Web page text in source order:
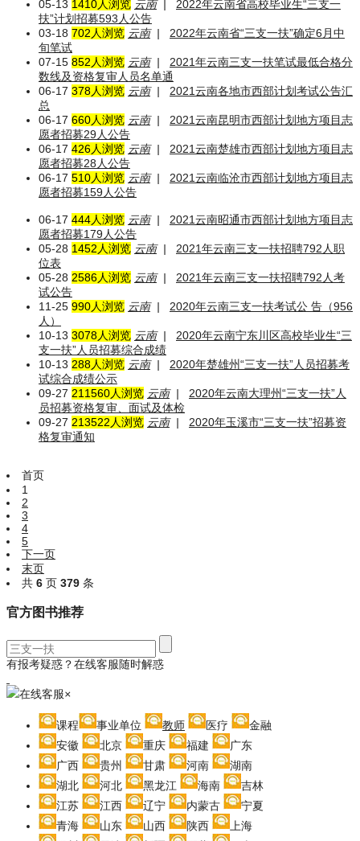
05-13 1410人浏览 云南|
2022年云南省高校毕业生“三支一
扶”计划招募593人公告
03-18 702人浏览 云南|
2022年云南省“三支一扶”确定6月中
旬笔试
07-15 852人浏览 云南|
2021年云南三支一扶笔试最低合格分
数线及资格复审人员名单通
06-17 378人浏览 云南|
2021云南各地市西部计划考试公告汇
总
06-17 660人浏览 云南|
2021云南昆明市西部计划地方项目志
愿者招募29人公告
06-17 426人浏览 云南|
2021云南楚雄市西部计划地方项目志
愿者招募28人公告
06-17 510人浏览 云南|
2021云南临沧市西部计划地方项目志
愿者招募159人公告
06-17 444人浏览 云南|
2021云南昭通市西部计划地方项目志
愿者招募179人公告
05-28 1452人浏览 云南|
2021年云南三支一扶招聘792人职
位表
05-28 2586人浏览 云南|
2021年云南三支一扶招聘792人考
试公告
11-25 990人浏览 云南|
2020年云南三支一扶考试公 告（956
人）
10-13 3078人浏览 云南|
2020年云南宁东川区高校毕业生“三
支一扶”人员招募综合成绩
10-13 288人浏览 云南|
2020年楚雄州“三支一扶”人员招募考
试综合成绩公示
09-27 211560人浏览 云南|
2020年云南大理州“三支一扶”人
员招募资格复审、面试及体检
09-27 213522人浏览 云南|
2020年玉溪市“三支一扶”招募资
格复审通知
首页
1
2
3
4
5
下一页
末页
共 6 页 379 条
官方图书推荐
有报考疑惑？在线客服随时解惑
在线客服×
课程 事业单位 教师 医疗
金融
安徽
北京 重庆 福建
广东
广西
贵州 甘肃 河南
湖南
湖北
河北 黑龙江 海南
吉林
江苏
江西 辽宁 内蒙古
宁夏
青海
山东 山西 陕西
上海